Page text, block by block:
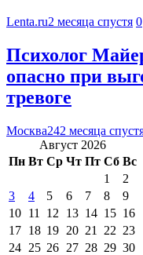
Lenta.ru2 месяца спустя 0
Психолог
опасно при
тревоге
Москва242 месяца
Август 2026
Пн Вт Ср Чт Пт Сб Вс
1
2
3
4 5 6 7 8
9
10 11 12 13 14 15 16
17 18 19 20 21 22 23
24 25 26 27 28 29 30